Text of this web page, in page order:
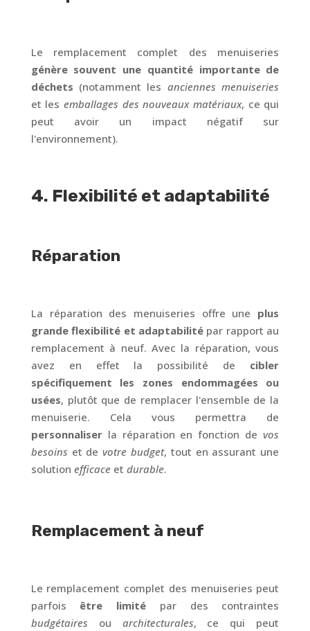
Le remplacement complet des menuiseries
génère souvent une quantité importante de
déchets (notamment les anciennes menuiseries
et lesemballages des nouveaux matériaux, ce qui
peut avoir un impact négatif sur
l'environnement).
4. Flexibilité et adaptabilité
Réparation
La réparation des menuiseries offre une plus
grande flexibilité et adaptabilité par rapport au
remplacement à neuf. Avec la réparation, vous
avez en effet la possibilité de cibler
spécifiquement les zones endommagées ou
usées, plutôt que de remplacer l'ensemble de la
menuiserie. Cela vous permettra de
personnaliserla réparation en fonction devos
besoins et devotre budget, tout en assurant une
solution efficaceet durable.
Remplacement à neuf
Le remplacement complet des menuiseries peut
parfois être limité par des contraintes
budgétaires ou architecturales, ce qui peut